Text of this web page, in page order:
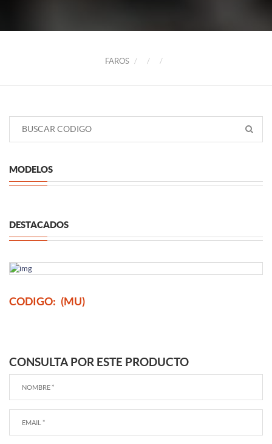
FAROS
MODELOS
DESTACADOS
CODIGO: (MU)
CONSULTA POR ESTE PRODUCTO